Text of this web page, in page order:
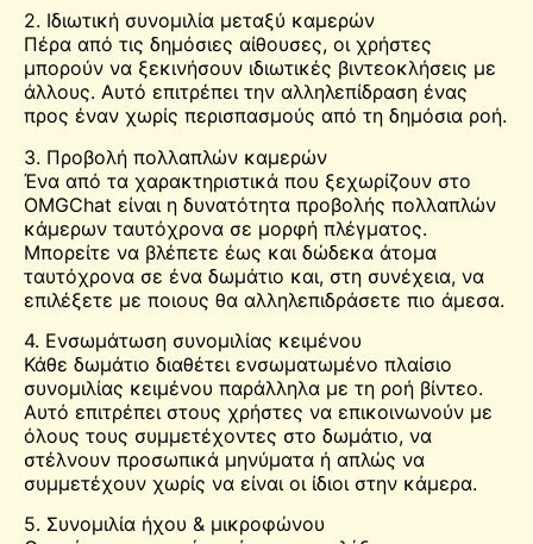
2. Ιδιωτική συνομιλία μεταξύ καμερών
Πέρα από τις δημόσιες αίθουσες, οι χρήστες
μπορούν να ξεκινήσουν ιδιωτικές βιντεοκλήσεις με
άλλους. Αυτό επιτρέπει την αλληλεπίδραση ένας
προς έναν χωρίς περισπασμούς από τη δημόσια ροή.
3. Προβολή πολλαπλών καμερών
Ένα από τα χαρακτηριστικά που ξεχωρίζουν στο
OMGChat είναι η δυνατότητα προβολής πολλαπλών
κάμερων ταυτόχρονα σε μορφή πλέγματος.
Μπορείτε να βλέπετε έως και δώδεκα άτομα
ταυτόχρονα σε ένα δωμάτιο και, στη συνέχεια, να
επιλέξετε με ποιους θα αλληλεπιδράσετε πιο άμεσα.
4. Ενσωμάτωση συνομιλίας κειμένου
Κάθε δωμάτιο διαθέτει ενσωματωμένο πλαίσιο
συνομιλίας κειμένου παράλληλα με τη ροή βίντεο.
Αυτό επιτρέπει στους χρήστες να επικοινωνούν με
όλους τους συμμετέχοντες στο δωμάτιο, να
στέλνουν προσωπικά μηνύματα ή απλώς να
συμμετέχουν χωρίς να είναι οι ίδιοι στην κάμερα.
5. Συνομιλία ήχου & μικροφώνου